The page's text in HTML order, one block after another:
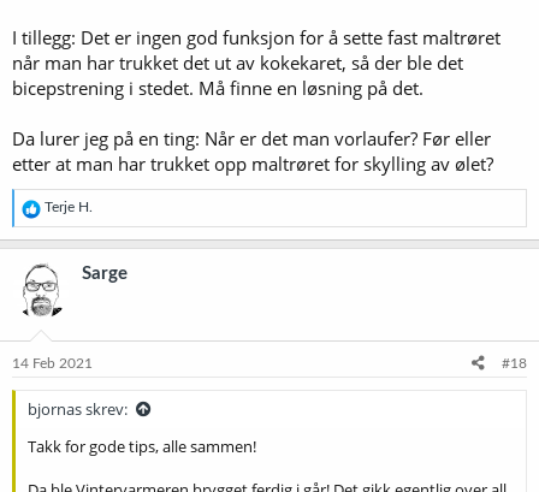
I tillegg: Det er ingen god funksjon for å sette fast maltrøret
når man har trukket det ut av kokekaret, så der ble det
bicepstrening i stedet. Må finne en løsning på det.
Da lurer jeg på en ting: Når er det man vorlaufer? Før eller
etter at man har trukket opp maltrøret for skylling av ølet?
R
e
a
k
s
j
o
e
Terje H.
Sarge
14 Feb 2021 #18
bjornas skrev:
Takk for gode tips, alle sammen!